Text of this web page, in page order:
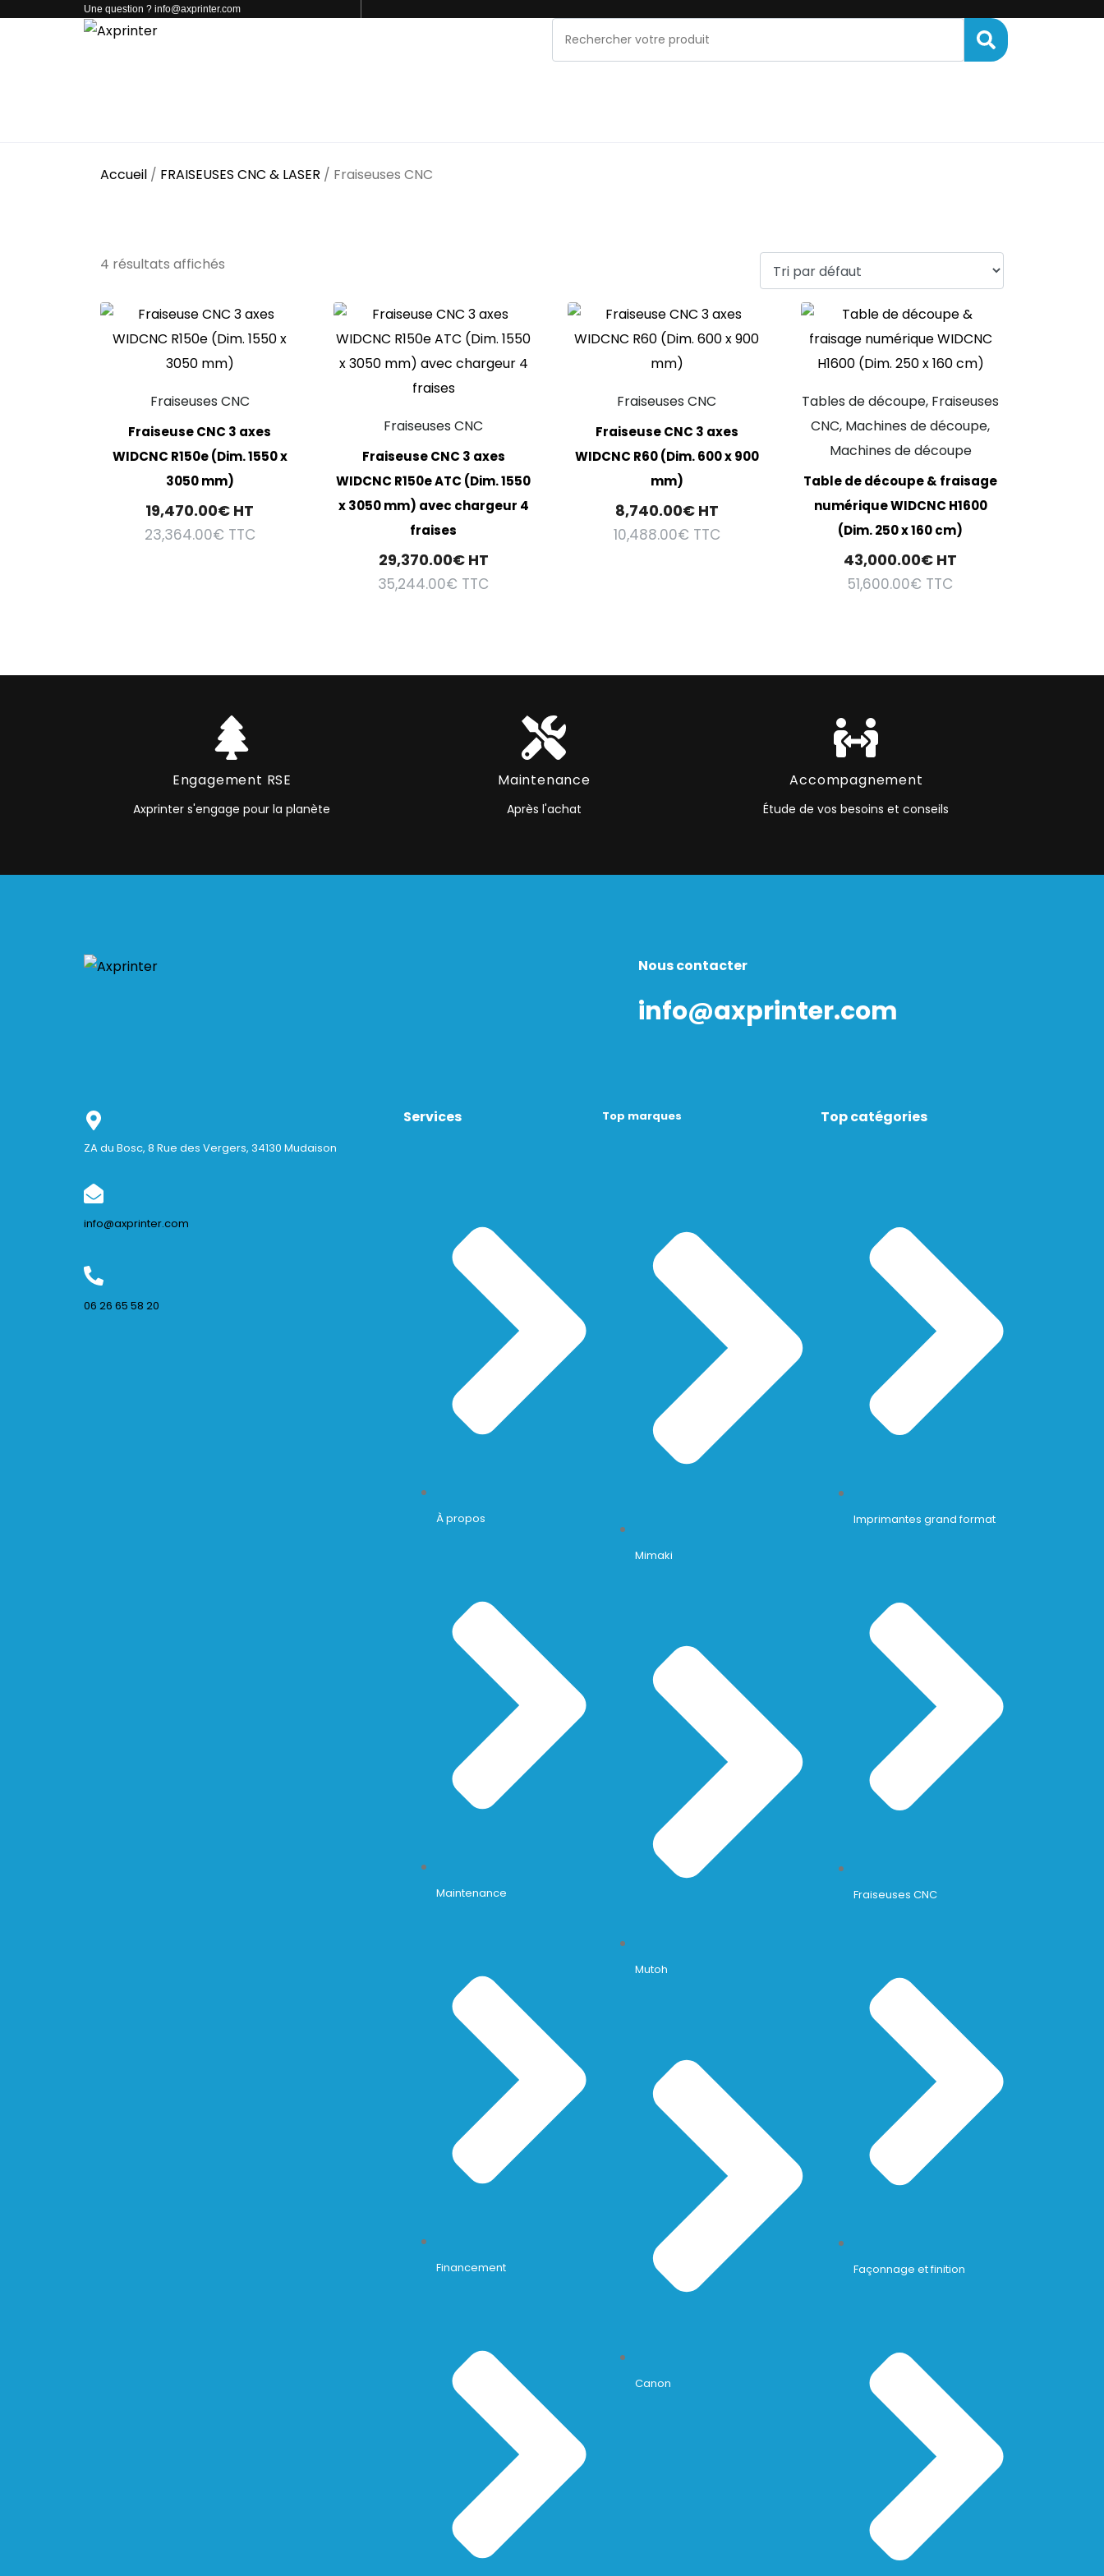
Une question ? info@axprinter.com
Accueil / FRAISEUSES CNC & LASER / Fraiseuses CNC
4 résultats affichés
Fraiseuses CNC
Fraiseuse CNC 3 axes
WIDCNC R150e (Dim. 1550 x
3050 mm)
19,470.00€ HT
23,364.00€ TTC
Fraiseuses CNC
Fraiseuse CNC 3 axes
WIDCNC R150e ATC (Dim. 1550
x 3050 mm) avec chargeur 4
fraises
29,370.00€HT
35,244.00€ TTC
Fraiseuses CNC
Fraiseuse CNC 3 axes
WIDCNC R60 (Dim. 600 x 900
mm)
8,740.00€HT
10,488.00€ TTC
Tables de découpe, Fraiseuses
CNC, Machines de découpe,
Machines de découpe
Table de découpe & fraisage
numérique WIDCNC H1600
(Dim. 250 x 160 cm)
43,000.00€ HT
51,600.00€ TTC
Engagement RSE
Axprinter s'engage pour la planète
Maintenance
Après l'achat
Accompagnement
Étude de vos besoins et conseils
Nous contacter
info@axprinter.com
ZA du Bosc, 8 Rue des Vergers, 34130 Mudaison
info@axprinter.com
06 26 65 58 20
Services
À propos
Maintenance
Financement
Top marques
Mimaki
Mutoh
Canon
Top catégories
Imprimantes grand format
Fraiseuses CNC
Façonnage et finition